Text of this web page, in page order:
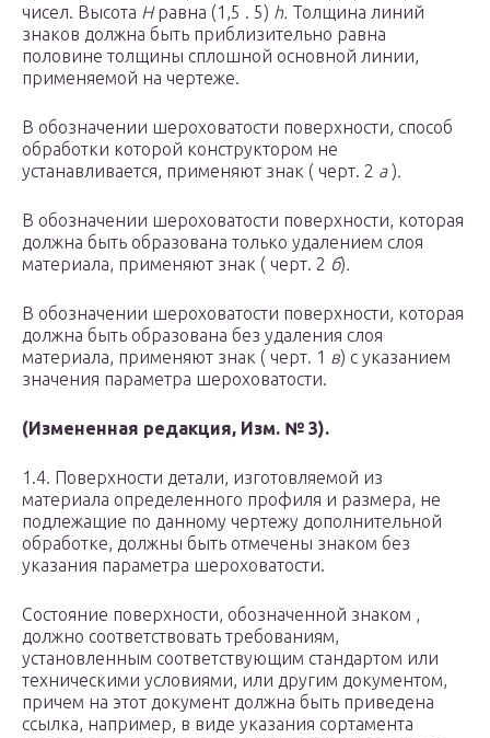
чисел. Высота Hравна (1,5 . 5) h. Толщина линий
знаков должна быть приблизительно равна
половине толщины сплошной основной линии,
применяемой на чертеже.
В обозначении шероховатости поверхности, способ
обработки которой конструктором не
устанавливается, применяют знак ( черт. 2 a).
В обозначении шероховатости поверхности, которая
должна быть образована только удалением слоя
материала, применяют знак ( черт. 2 б).
В обозначении шероховатости поверхности, которая
должна быть образована без удаления слоя
материала, применяют знак ( черт. 1 в) с указанием
значения параметра шероховатости.
(Измененная редакция, Изм. № 3).
1.4. Поверхности детали, изготовляемой из
материала определенного профиля и размера, не
подлежащие по данному чертежу дополнительной
обработке, должны быть отмечены знаком без
указания параметра шероховатости.
Состояние поверхности, обозначенной знаком ,
должно соответствовать требованиям,
установленным соответствующим стандартом или
техническими условиями, или другим документом,
причем на этот документ должна быть приведена
ссылка, например, в виде указания сортамента